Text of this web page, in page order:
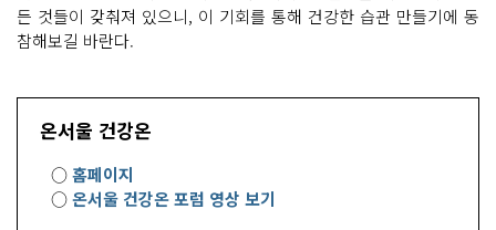
든 것들이 갖춰져 있으니, 이 기회를 통해 건강한 습관 만들기에 동
참해보길 바란다.
온서울 건강온
○홈페이지
○온서울 건강온 포럼 영상 보기